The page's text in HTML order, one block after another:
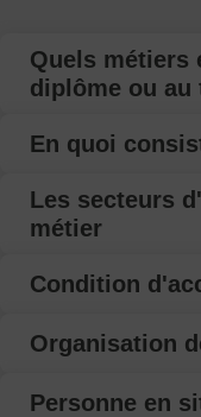
Quels métiers
diplôme ou au
En quoi
Les secteurs
métier
Condition
Organisation
Personne en